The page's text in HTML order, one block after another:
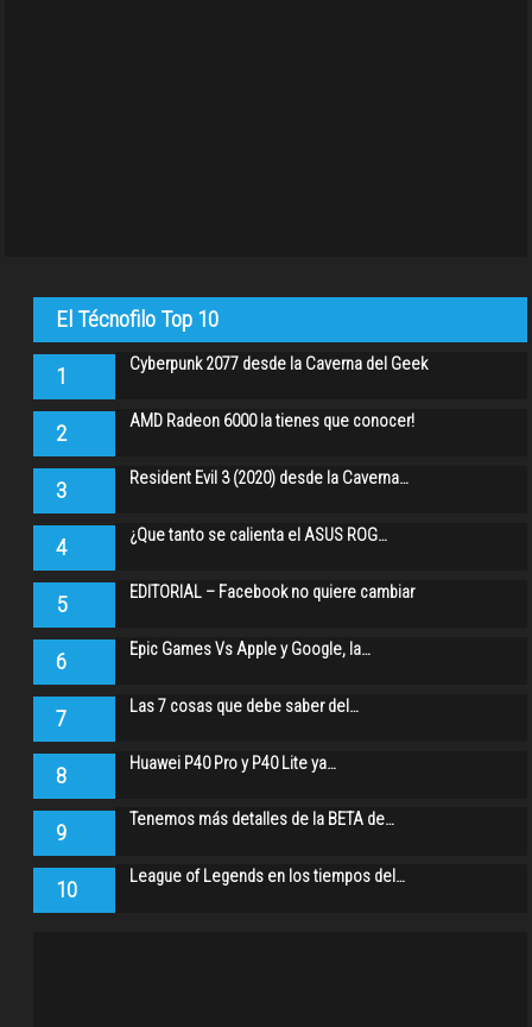
El Técnofilo Top 10
1 Cyberpunk 2077 desde la Caverna del Geek
2 AMD Radeon 6000 la tienes que conocer!
3 Resident Evil 3 (2020) desde la Caverna…
4 ¿Que tanto se calienta el ASUS ROG…
5 EDITORIAL – Facebook no quiere cambiar
6 Epic Games Vs Apple y Google, la…
7 Las 7 cosas que debe saber del…
8 Huawei P40 Pro y P40 Lite ya…
9 Tenemos más detalles de la BETA de…
10 League of Legends en los tiempos del…